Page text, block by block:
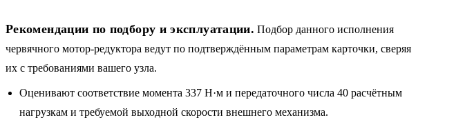
Рекомендации по подбору и эксплуатации. Подбор данного исполнения
червячного мотор-редуктора ведут по подтверждённым параметрам карточки, сверяя
их с требованиями вашего узла.
Оценивают соответствие момента 337 Н·м и передаточного числа 40 расчётным
нагрузкам и требуемой выходной скорости внешнего механизма.